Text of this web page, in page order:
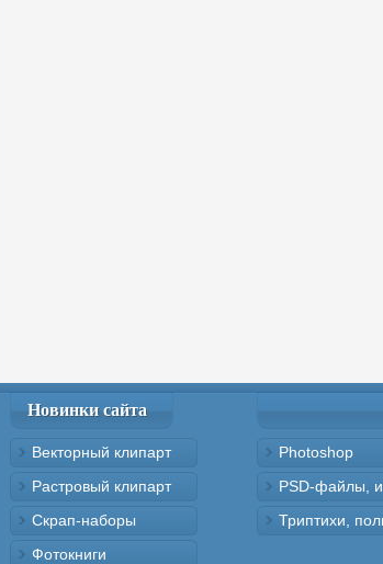
Новинки сайта
Векторный клипарт
Растровый клипарт
Скрап-наборы
Фотокниги
Photoshop
PSD-файлы,
Триптихи,